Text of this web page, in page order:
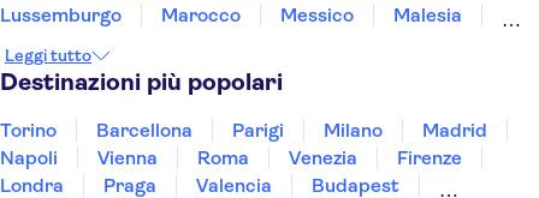
Lussemburgo
Marocco Messico
Malesia
Tunisia
Turchia Vietnam
Leggi tutto
Destinazioni più popolari
Torino Barcellona Parigi Milano
Madrid
Napoli
Vienna Roma Venezia
Firenze
Londra
Praga Valencia
Budapest